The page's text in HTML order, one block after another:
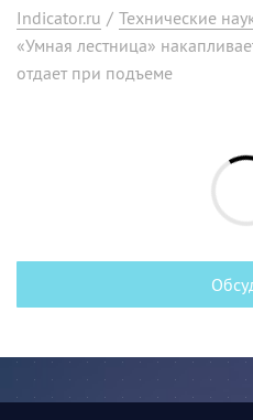
Indicator.ru / Технические
«Умная лестница»
отдает при подъеме